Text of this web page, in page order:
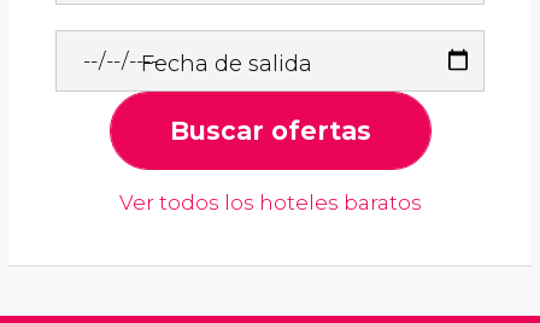
Fecha de salida
Buscar ofertas
Ver todos los hoteles baratos